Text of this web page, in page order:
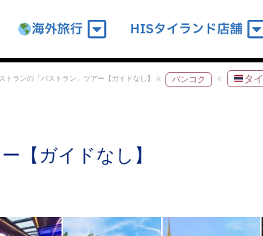
海外旅行 HISタイランド店舗
タイ
バンコク
トランの「バストラン」ツアー【ガイドなし】
【ガイドなし】